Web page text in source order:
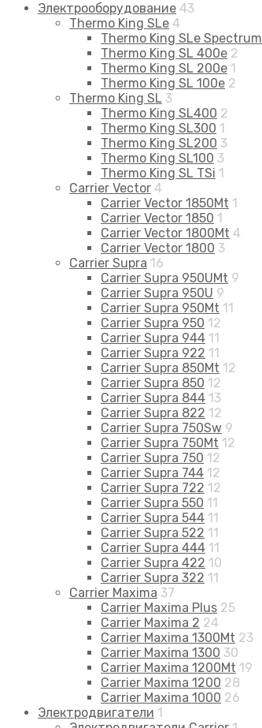
Электрооборудование 43
Thermo King SLe 4
Thermo King SLe Spectrum
Thermo King SL 400e 2
Thermo King SL 200e 1
Thermo King SL 100e 2
Thermo King SL 3
Thermo King SL400 2
Thermo King SL300 1
Thermo King SL200 3
Thermo King SL100 3
Thermo King SL TSi 1
Carrier Vector 4
Carrier Vector 1850Mt 1
Carrier Vector 1850 1
Carrier Vector 1800Mt 4
Carrier Vector 1800 3
Carrier Supra 16
Carrier Supra 950UMt 9
Carrier Supra 950U 9
Carrier Supra 950Mt 11
Carrier Supra 950 12
Carrier Supra 944 11
Carrier Supra 922 11
Carrier Supra 850Mt 12
Carrier Supra 850 12
Carrier Supra 844 13
Carrier Supra 822 12
Carrier Supra 750Sw 9
Carrier Supra 750Mt 12
Carrier Supra 750 12
Carrier Supra 744 12
Carrier Supra 722 12
Carrier Supra 550 11
Carrier Supra 544 11
Carrier Supra 522 11
Carrier Supra 444 11
Carrier Supra 422 10
Carrier Supra 322 11
Carrier Maxima 37
Carrier Maxima Plus 25
Carrier Maxima 2 24
Carrier Maxima 1300Mt 23
Carrier Maxima 1300 30
Carrier Maxima 1200Mt 19
Carrier Maxima 1200 28
Carrier Maxima 1000 26
Электродвигатели 1